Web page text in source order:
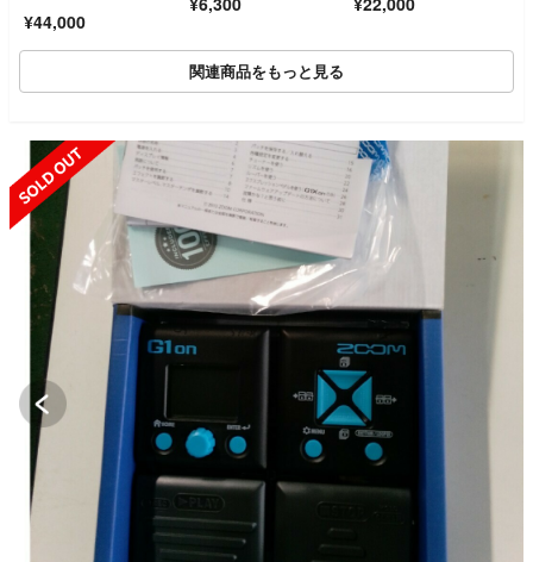
¥44,000
関連商品をもっと見る
SOLD OUT